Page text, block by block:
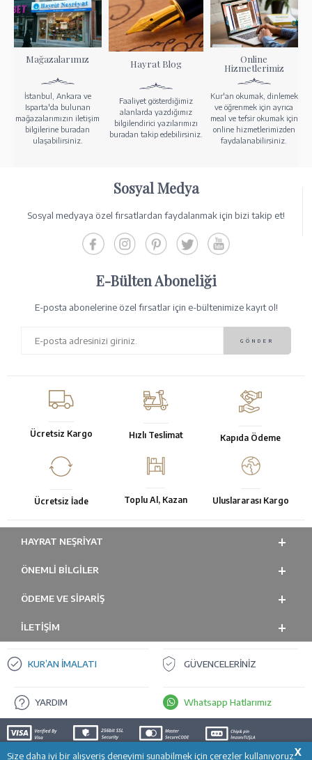
X
Size daha iyi bir alışveriş deneyimi sunabilmek için çerezler kullanıyoruz.
Mağazalarımız
İstanbul, Ankara ve
Isparta'da bulunan
mağazalarımızın iletişim
bilgilerine buradan
ulaşabilirsiniz.
Hayrat Blog
Faaliyet gösterdiğimiz
alanlarda yazdığımız
bilgilendirici yazılarımızı
buradan takip edebilirsiniz.
Online
Hizmetlerimiz
Kur'an okumak, dinlemek
ve öğrenmek için ayrıca
meal ve tefsir okumak için
online hizmetlerimizden
faydalanabilirsiniz.
Sosyal Medya
Sosyal medyaya özel fırsatlardan faydalanmak için bizi takip et!
E-Bülten Aboneliği
E-posta abonelerine özel fırsatlar için e-bültenimize kayıt ol!
Ücretsiz Kargo Hızlı Teslimat Kapıda Ödeme
Ücretsiz İade Toplu Al, Kazan Uluslararası Kargo
HAYRAT NEŞRIYAT
ÖNEMLI BILGILER
ÖDEME VE SİPARİŞ
İLETİŞİM
KUR’AN İMALATI GÜVENCELERİNİZ
YARDIM Whatsapp Hatlarımız